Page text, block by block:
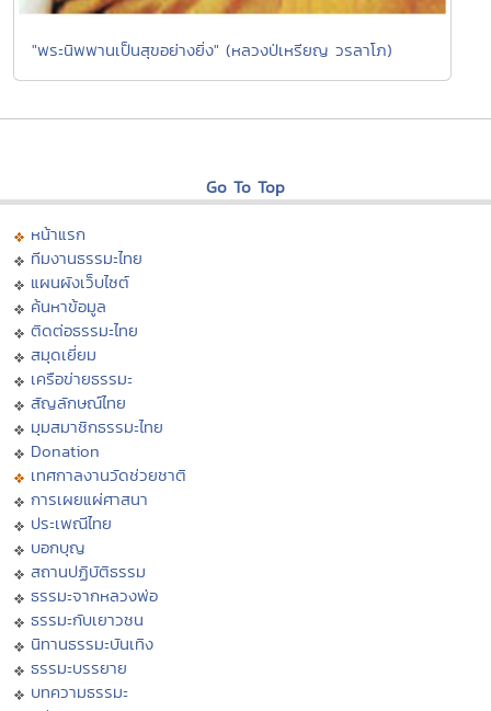
"พระนิพพานเป็นสุขอย่างยิ่ง" (หลวงป่เหรียญ วรลาโภ)
Go To Top
หน้าแรก
ทีมงานธรรมะไทย
แผนผังเว็บไซต์
ค้นหาข้อมูล
ติดต่อธรรมะไทย
สมุดเยี่ยม
เครือข่ายธรรมะ
สัญลักษณ์ไทย
มุมสมาชิกธรรมะไทย
Donation
เทศกาลงานวัดช่วยชาติ
การเผยแผ่ศาสนา
ประเพณีไทย
บอกบุญ
สถานปฏิบัติธรรม
ธรรมะจากหลวงพ่อ
ธรรมะกับเยาวชน
นิทานธรรมะบันเทิง
ธรรมะบรรยาย
บทความธรรมะ